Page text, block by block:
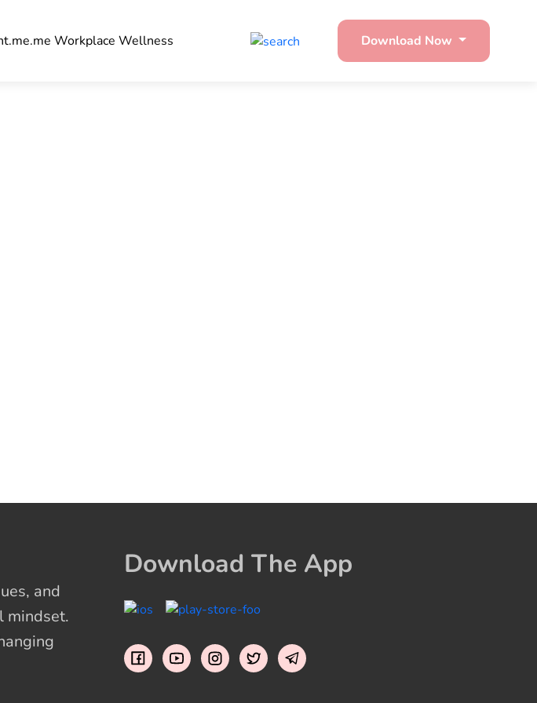
Workplace Wellness Download Now
and
mindset.
Download The App